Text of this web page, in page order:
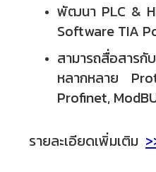
พัฒนา PLC &
Software TIA
สามารถสื่อสาร
หลากหลาย
Profinet,
รายละเอียดเพิ่มเติม